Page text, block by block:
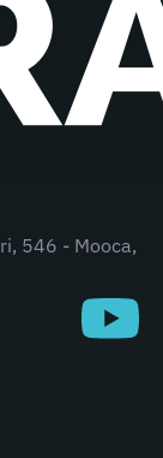
546 - Mooca,